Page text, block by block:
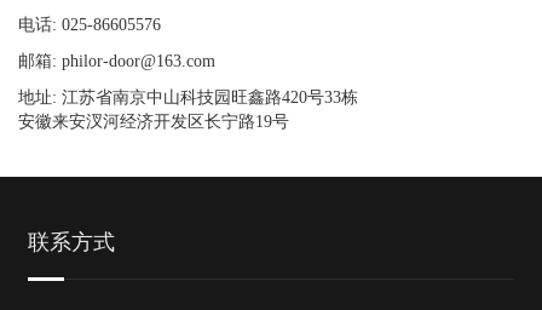
电话: 025-86605576
邮箱: philor-door@163.com
地址: 江苏省南京中山科技园旺鑫路420号33栋
安徽来安汊河经济开发区长宁路19号
联系方式